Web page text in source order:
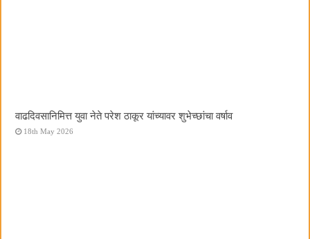
वाढदिवसानिमित्त युवा नेते परेश ठाकूर यांच्यावर शुभेच्छांचा वर्षाव
18th May 2026